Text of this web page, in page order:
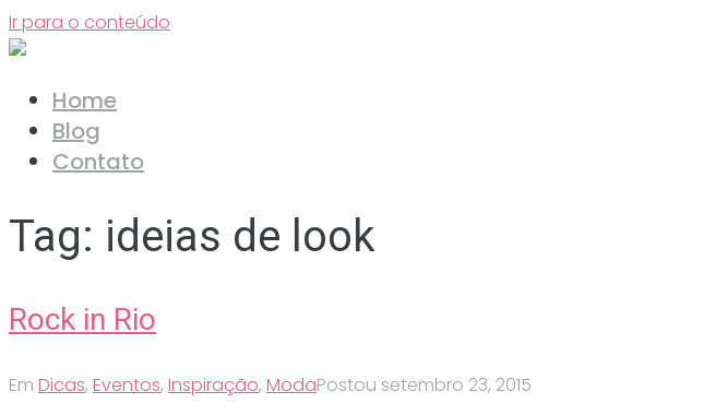
Ir para o conteúdo
Home
Blog
Contato
Tag: ideias de look
Rock in Rio
Em Dicas, Eventos, Inspiração, ModaPostou setembro 23, 2015